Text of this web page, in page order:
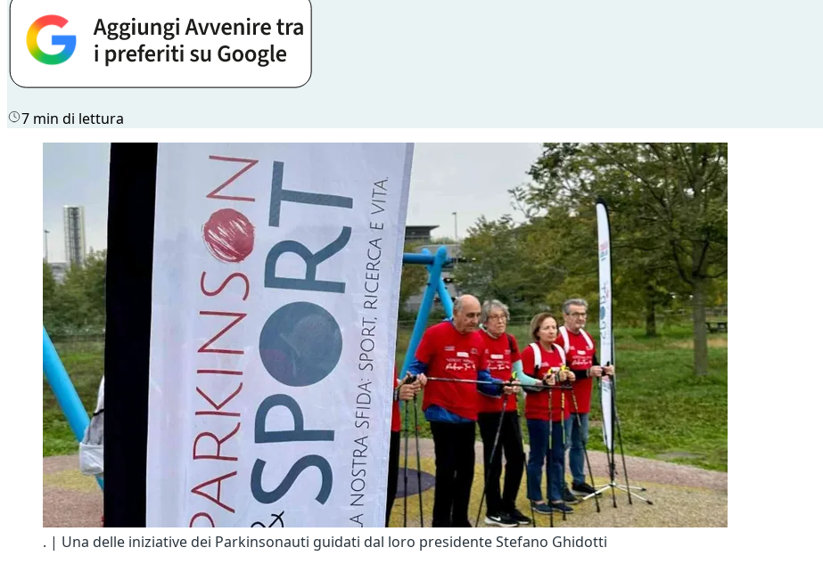
7 min di lettura
. | Una delle iniziative dei Parkinsonauti guidati dal loro presidente Stefano Ghidotti